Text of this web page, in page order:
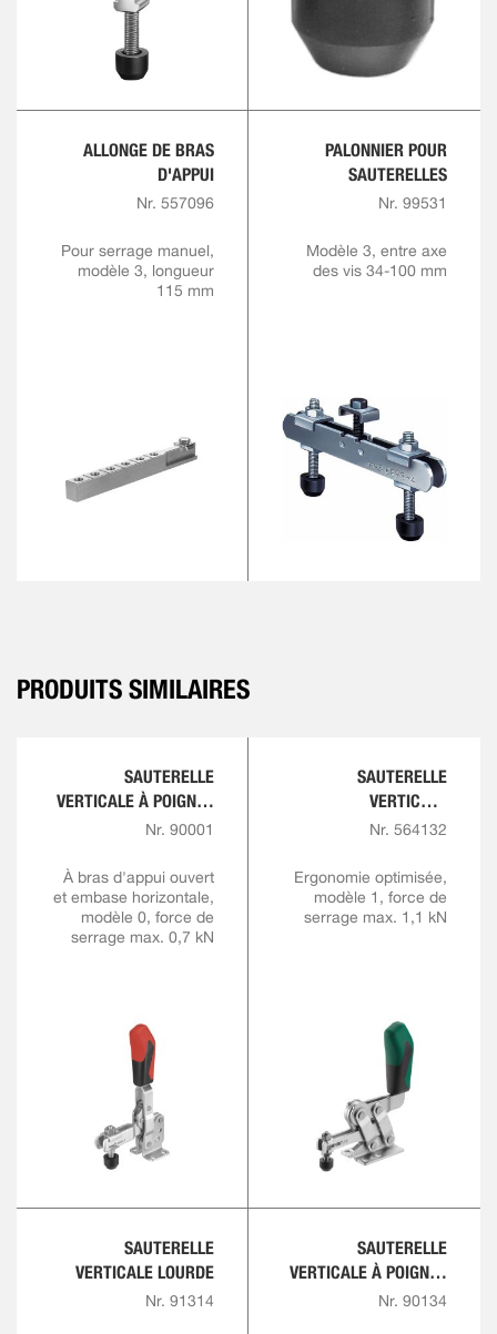
ALLONGE DE BRAS
D'APPUI
Nr. 557096
Pour serrage manuel,
modèle 3, longueur
115 mm
PALONNIER POUR
SAUTERELLES
Nr. 99531
Modèle 3, entre axe
des vis 34-100 mm
PRODUITS SIMILAIRES
SAUTERELLE
VERTICALE À POIGNÉE
ROUGE
Nr. 90001
À bras d'appui ouvert
et embase horizontale,
modèle 0, force de
serrage max. 0,7 kN
SAUTERELLE
VERTICALE
COMFORTLINE
Nr. 564132
Ergonomie optimisée,
modèle 1, force de
serrage max. 1,1 kN
SAUTERELLE
VERTICALE LOURDE
Nr. 91314
SAUTERELLE
VERTICALE À POIGNÉE
ROUGE AVEC
Nr. 90134